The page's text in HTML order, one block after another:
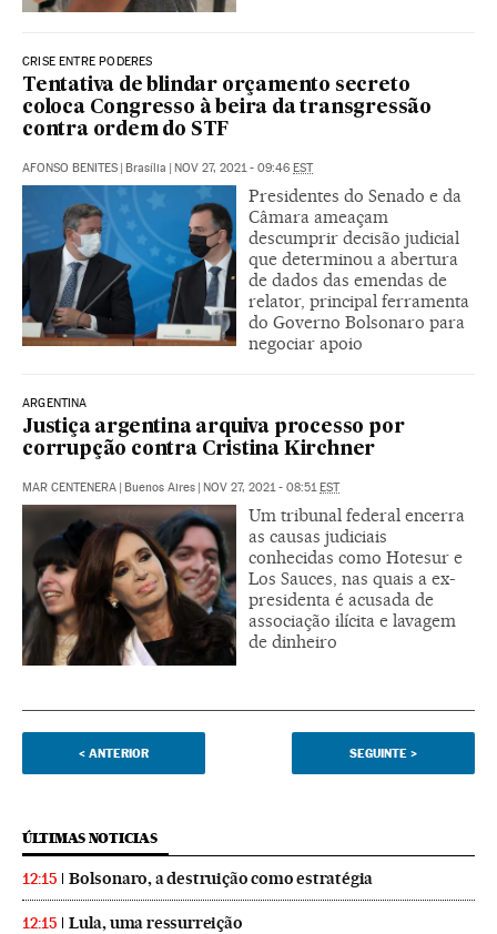
CRISE ENTRE PODERES
Tentativa de blindar orçamento secreto
coloca Congresso à beira da transgressão
contra ordem do STF
AFONSO BENITES | Brasília | NOV 27, 2021 - 09:46 EST
Presidentes do Senado e da
Câmara ameaçam
descumprir decisão judicial
que determinou a abertura
de dados das emendas de
relator, principal ferramenta
do Governo Bolsonaro para
negociar apoio
ARGENTINA
Justiça argentina arquiva processo por
corrupção contra Cristina Kirchner
MAR CENTENERA | Buenos Aires | NOV 27, 2021 - 08:51 EST
Um tribunal federal encerra
as causas judiciais
conhecidas como Hotesur e
Los Sauces, nas quais a ex-
presidenta é acusada de
associação ilícita e lavagem
de dinheiro
< ANTERIOR SEGUINTE >
ÚLTIMAS NOTICIAS
12:15 Bolsonaro, a destruição como estratégia
12:15 Lula, uma ressurreição